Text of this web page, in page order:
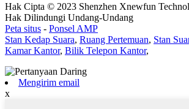
Hak Cipta © 2023 Shenzhen Xnewfun
Hak Dilindungi Undang-Undang
Peta situs - Ponsel AMP
Stan Kedap Suara, Ruang Pertemuan, Stan
Kamar Kantor, Bilik Telepon Kantor,
Mengirim email
x